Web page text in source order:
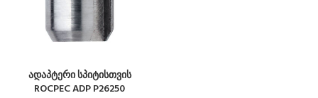
ადაპტერი სპიტისთვის
ROCPEC ADP P26250